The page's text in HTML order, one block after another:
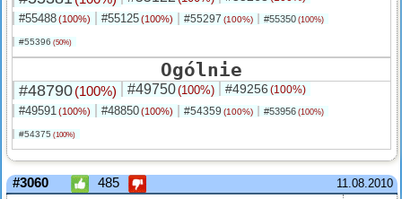
#55488(100%) #55125(100%) #55297 (100%) #55350 (100%)
#55396 (50%)
Ogólnie
#48790(100%) #49750(100%) #49256 (100%)
#49591(100%) #48850(100%) #54359 (100%) #53956 (100%)
#54375 (100%)
11.08.2010
#3060 485